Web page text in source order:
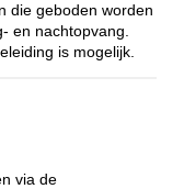
die geboden worden
en nachtopvang.
is mogelijk.
via de